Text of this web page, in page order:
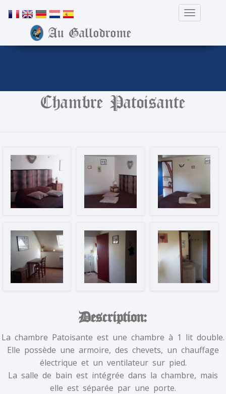
Toggle
Au Gallodrome
Chambre Patoisante
Description:
La chambre Patoisante est une chambre à 1 lit double.
Elle possède une armoire, des chevets, un chauffage
électrique et un ventilateur sur pied.
La salle de bain est intégrée dans la chambre, mais
elle est séparée par une porte.